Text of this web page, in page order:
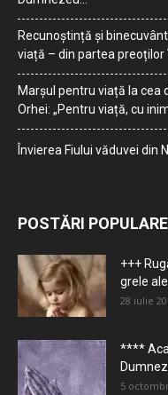
Recunoștință și
viață – din partea preoților
Marșul pentru viață la cea
Orhei: „Pentru viață, cu
Învierea Fiului văduvei din
POSTĂRI POPULARE
+++
grele
28 iulie
****
5